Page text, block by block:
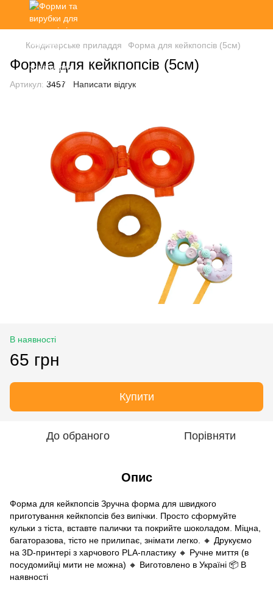
Кондитерське приладдя Форма для кейкпопсів (5см)
Форма для кейкпопсів (5см)
Артикул: 3457 Написати відгук
В наявності
65 грн
Купити
До обраного Порівняти
Опис
Форма для кейкпопсів Зручна форма для швидкого
приготування кейкпопсів без випічки. Просто сформуйте
кульки з тіста, вставте палички та покрийте шоколадом. Міцна,
багаторазова, тісто не прилипає, знімати легко. 🔸 Друкуємо
на 3D-принтері з харчового PLA-пластику 🔸 Ручне миття (в
посудомийці мити не можна) 🔸 Виготовлено в Україні 📦 В
наявності